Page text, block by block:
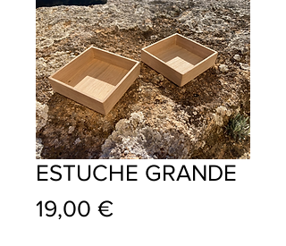
ESTUCHE GRANDE
19,00 €Precio